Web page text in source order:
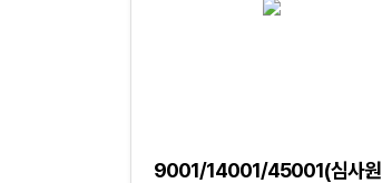
9001/14001/45001(심사원